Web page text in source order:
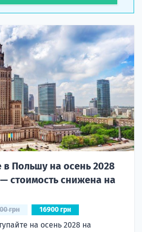
в Польшу на осень 2028
стоимость снижена на
грн 16900 грн
на осень 2028 на